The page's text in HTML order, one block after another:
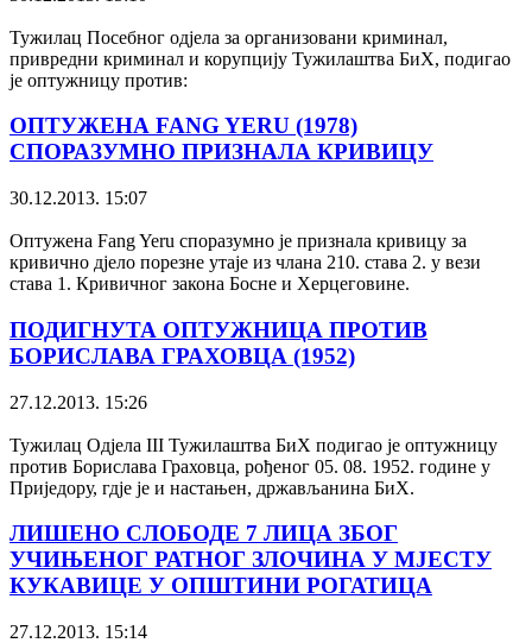
Тужилац Посебног одјела за организовани криминал,
привредни криминал и корупцију Тужилаштва БиХ, подигао
је оптужницу против:
ОПТУЖЕНА FANG YERU (1978)
СПОРАЗУМНО ПРИЗНАЛА КРИВИЦУ
30.12.2013. 15:07
Оптужена Fang Yeru споразумно је признала кривицу за
кривично дјело порезне утаје из члана 210. става 2. у вези
става 1. Кривичног закона Босне и Херцеговине.
ПОДИГНУТА ОПТУЖНИЦА ПРОТИВ
БОРИСЛАВА ГРАХОВЦА (1952)
27.12.2013. 15:26
Тужилац Одјела III Тужилаштва БиХ подигао је оптужницу
против Борислава Граховца, рођеног 05. 08. 1952. године у
Приједору, гдје је и настањен, држављанина БиХ.
ЛИШЕНО СЛОБОДЕ 7 ЛИЦА ЗБОГ
УЧИЊЕНОГ РАТНОГ ЗЛОЧИНА У МЈЕСТУ
КУКАВИЦЕ У ОПШТИНИ РОГАТИЦА
27.12.2013. 15:14